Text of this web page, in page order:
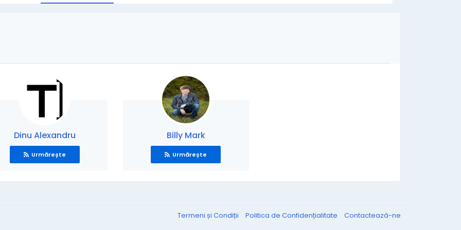
Dinu Alexandru
Urmărește
Billy Mark
Urmărește
Termeni și Condiții Politica de Confidențialitate Contactează-ne